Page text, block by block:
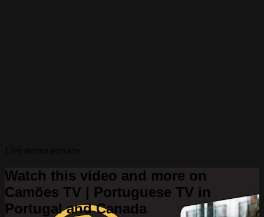
Watch this video and more on
Camões TV | Portuguese TV in
Portugal and Canada